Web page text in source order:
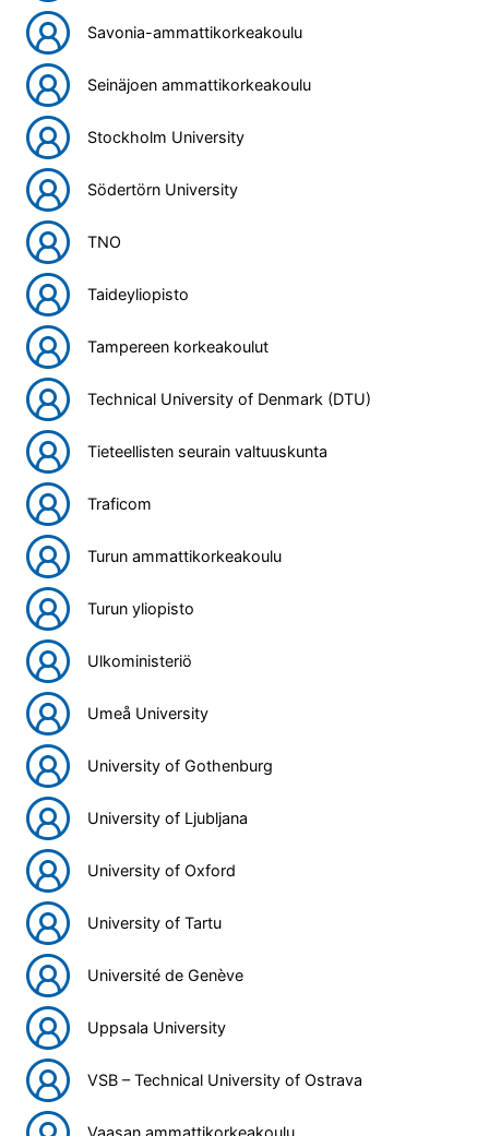
Savonia-ammattikorkeakoulu
Seinäjoen ammattikorkeakoulu
Stockholm University
Södertörn University
TNO
Taideyliopisto
Tampereen korkeakoulut
Technical University of Denmark (DTU)
Tieteellisten seurain valtuuskunta
Traficom
Turun ammattikorkeakoulu
Turun yliopisto
Ulkoministeriö
Umeå University
University of Gothenburg
University of Ljubljana
University of Oxford
University of Tartu
Université de Genève
Uppsala University
VSB – Technical University of Ostrava
Vaasan ammattikorkeakoulu